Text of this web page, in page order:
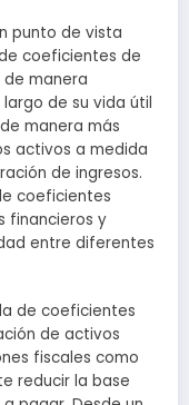
punto de vista
coeficientes de
manera
de su vida útil
manera más
activos a medida
de ingresos.
coeficientes
financieros y
entre diferentes
de coeficientes
de activos
fiscales como
reducir la base